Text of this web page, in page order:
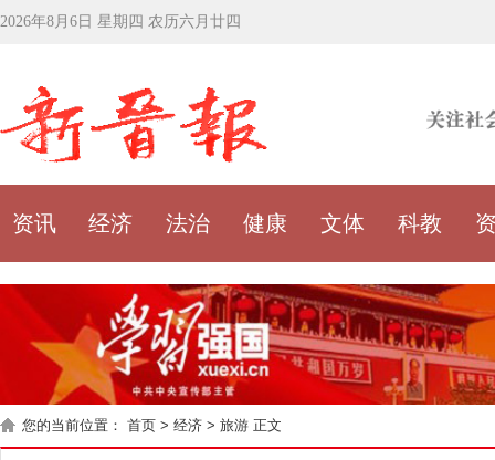
2026年8月6日 星期四 农历六月廿四
资讯 经济 法治 健康 文体 科教
您的当前位置： 首页 > 经济 > 旅游 正文